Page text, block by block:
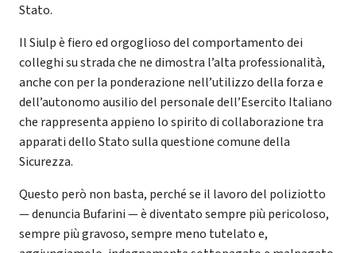
Stato.
Il Siulp è fiero ed orgoglioso del comportamento dei
colleghi su strada che ne dimostra l’alta professionalità,
anche con per la ponderazione nell’utilizzo della forza e
dell’autonomo ausilio del personale dell’Esercito Italiano
che rappresenta appieno lo spirito di collaborazione tra
apparati dello Stato sulla questione comune della
Sicurezza.
Questo però non basta, perché se il lavoro del poliziotto
— denuncia Bufarini — è diventato sempre più pericoloso,
sempre più gravoso, sempre meno tutelato e,